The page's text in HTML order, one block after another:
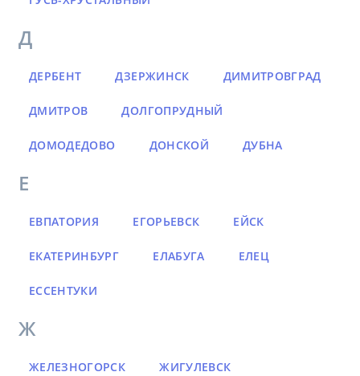
Д
ДЕРБЕНТ ДЗЕРЖИНСК ДИМИТРОВГРАД
ДМИТРОВ ДОЛГОПРУДНЫЙ
ДОМОДЕДОВО ДОНСКОЙ ДУБНА
Е
ЕВПАТОРИЯ ЕГОРЬЕВСК ЕЙСК
ЕКАТЕРИНБУРГ ЕЛАБУГА ЕЛЕЦ
ЕССЕНТУКИ
Ж
ЖЕЛЕЗНОГОРСК ЖИГУЛЕВСК